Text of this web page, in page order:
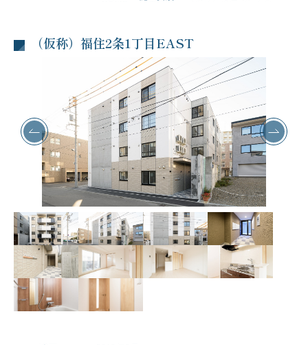
（仮称）福住2条1丁目EAST